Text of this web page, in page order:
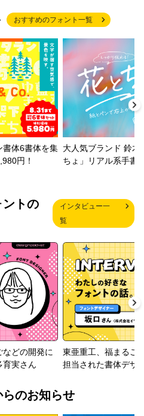
おすすめのフォント一覧
書体6書体を集
円！
大人気ブランド 鈴木
ちょ」リアル系手書
ントの
インタビュー一
覧
どの開発に
育実さん
東亜重工、福まるご
担当された書体デザ
のお知らせ